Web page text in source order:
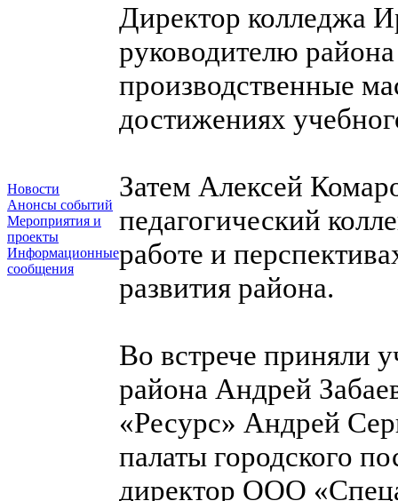
Новости
Анонсы событий
Мероприятия и
проекты
Информационные
сообщения
Директор колледжа
руководителю
производственные
достижениях
Затем Алексей
педагогический
работе и
развития района.
Во встрече приняли
района Андрей
«Ресурс» Андрей
палаты городского
директор ООО